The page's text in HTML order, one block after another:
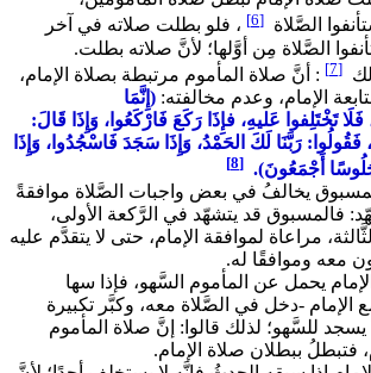
الصَّلاة [6]
، فلو بطلت صلاته في آخر
الصَّلاة مِن أوَّلها؛ لأنَّ صلاته بطلت.
[7]
: أنَّ صلاة المأموم مرتبطة بصلاة الإمام،
الإمام، وعدم مخالفته: (إِنَّمَا
تَخْتَلِفوا عَليهِ، فإِذَا رَكَعَ فَارْكَعُوا، وَإِذَا قَالَ:
رَبَّنَا لَكَ الحَمْدُ، وَإِذَا سَجَدَ فَاسْجُدُوا، وَإِذَا
أَجْمَعُونَ). [8]
يخالفُ في بعض واجبات الصَّلاة موافقةً
فالمسبوق قد يتشهّد في الرَّكعة الأولى،
مراعاة لموافقة الإمام، حتى لا يتقدَّم عليه
معه وموافقًا له.
يحمل عن المأموم السَّهو، فإذا سها
الإمام -دخل في الصَّلاة معه، وكبَّر تكبيرة
يسجد للسَّهو؛ لذلك قالوا: إنَّ صلاة المأموم
فتبطلُ ببطلان صلاة الإمام.